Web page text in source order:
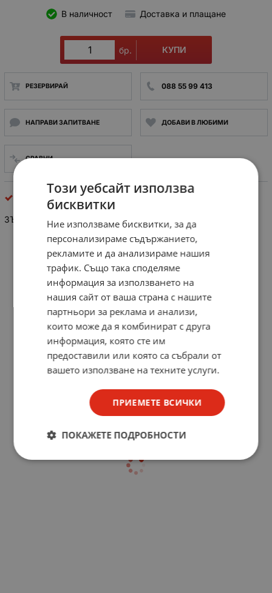
В наличност Доставка и плащане
бр. КУПИ
РЕЗЕРВИРАЙ 088 55 99 413
НАПРАВИ ЗАПИТВАНЕ ДОБАВИ В ЛЮБИМИ
СРАВНИ
механични части видео
ЗЪБНО КОЛЕЛО PANASON. VDG 0483
Този уебсайт използва
бисквитки
Ние използваме бисквитки, за да
персонализираме съдържанието,
рекламите и да анализираме нашия
трафик. Също така споделяме
информация за използването на
нашия сайт от ваша страна с нашите
партньори за реклама и анализи,
които може да я комбинират с друга
информация, която сте им
предоставили или която са събрали от
вашето използване на техните услуги.
ПРИЕМЕТЕ ВСИЧКИ
ПОКАЖЕТЕ ПОДРОБНОСТИ